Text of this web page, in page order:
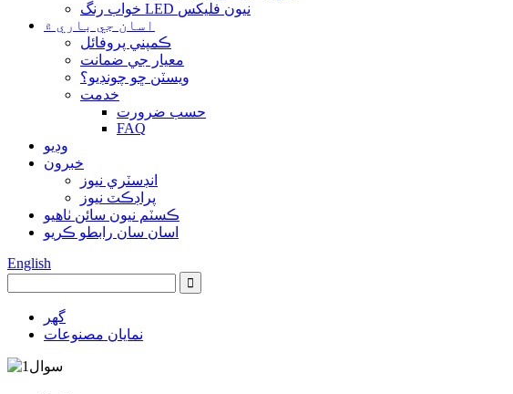
خواب رنگ LED نيون فلیکس
اسان جي باري ۾
ڪمپني پروفائل
معيار جي ضمانت
ويسٽن ڇو چونڊيو؟
خدمت
حسب ضرورت
FAQ
وڊيو
خبرون
انڊسٽري نيوز
پراڊڪٽ نيوز
ڪسٽم نيون سائن ٺاهيو
اسان سان رابطو ڪريو
English
گهر
نمايان مصنوعات